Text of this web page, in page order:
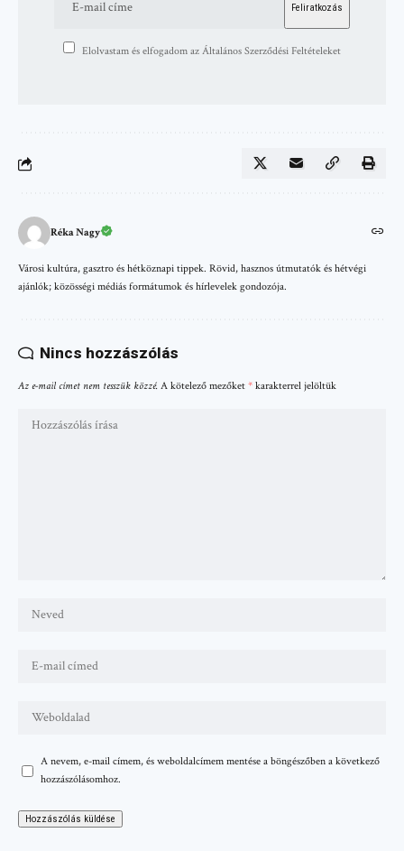
Elolvastam és elfogadom az Általános Szerződési Feltételeket
Réka Nagy
Városi kultúra, gasztro és hétköznapi tippek. Rövid, hasznos útmutatók és hétvégi
ajánlók; közösségi médiás formátumok és hírlevelek gondozója.
Nincs hozzászólás
Az e-mail címet nem tesszük közzé. A kötelező mezőket * karakterrel jelöltük
A nevem, e-mail címem, és weboldalcímem mentése a böngészőben a következő
hozzászólásomhoz.